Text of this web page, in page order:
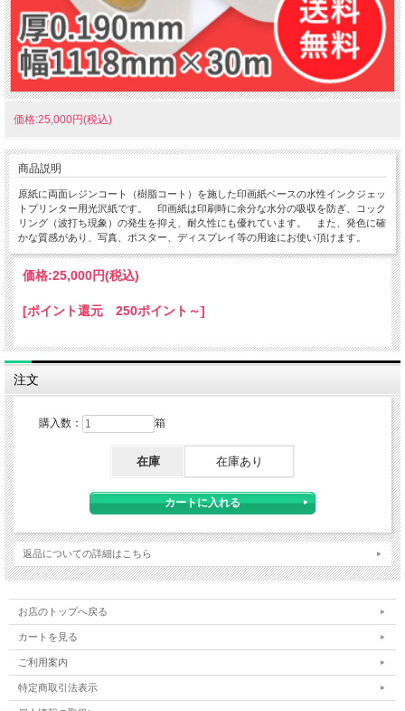
価格:25,000円(税込)
商品説明
原紙に両面レジンコート（樹脂コート）を施した印画紙ベースの水性インクジェッ
トプリンター用光沢紙です。 印画紙は印刷時に余分な水分の吸収を防ぎ、コック
リング（波打ち現象）の発生を抑え、耐久性にも優れています。 また、発色に確
かな質感があり、写真、ポスター、ディスプレイ等の用途にお使い頂けます。
価格:25,000円(税込)
[ポイント還元 250ポイント～]
注文
購入数： 箱
在庫 在庫あり
返品についての詳細はこちら
お店のトップへ戻る
カートを見る
ご利用案内
特定商取引法表示